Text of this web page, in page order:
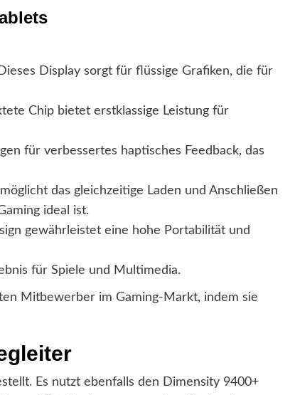
Display sorgt für flüssige Grafiken, die für
Chip bietet erstklassige Leistung für
für verbessertes haptisches Feedback, das
das gleichzeitige Laden und Anschließen
ideal ist.
gewährleistet eine hohe Portabilität und
für Spiele und Multimedia.
Mitbewerber im Gaming-Markt, indem sie
Es nutzt ebenfalls den Dimensity 9400+